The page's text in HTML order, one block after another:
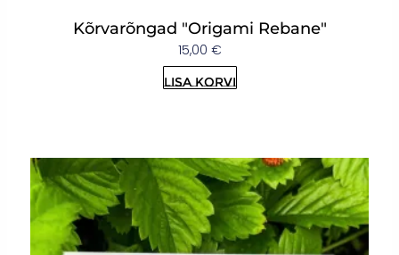
Kõrvarõngad "Origami Rebane"
15,00 €
Lisa korvi